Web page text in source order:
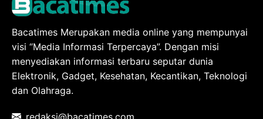
Bacatimes Merupakan media online yang mempunyai
visi “Media Informasi Terpercaya”. Dengan misi
menyediakan informasi terbaru seputar dunia
Elektronik, Gadget, Kesehatan, Kecantikan, Teknologi
dan Olahraga.
redaksi@bacatimes.com